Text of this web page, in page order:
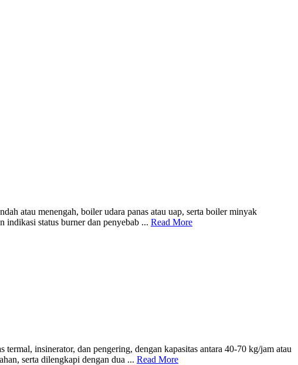
atau menengah, boiler udara panas atau uap, serta boiler minyak
indikasi status burner dan penyebab ... Read More
insinerator, dan pengering, dengan kapasitas antara 40-70 kg/jam atau
serta dilengkapi dengan dua ... Read More